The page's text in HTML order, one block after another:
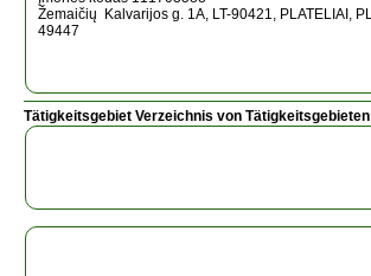
Tätigkeitsgebiet Verzeichnis von Tätigkeitsgebieten